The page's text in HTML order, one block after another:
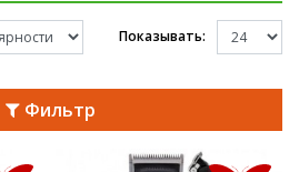
Показывать:
Фильтр